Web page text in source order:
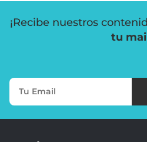
¡Recibe nuestros
tu